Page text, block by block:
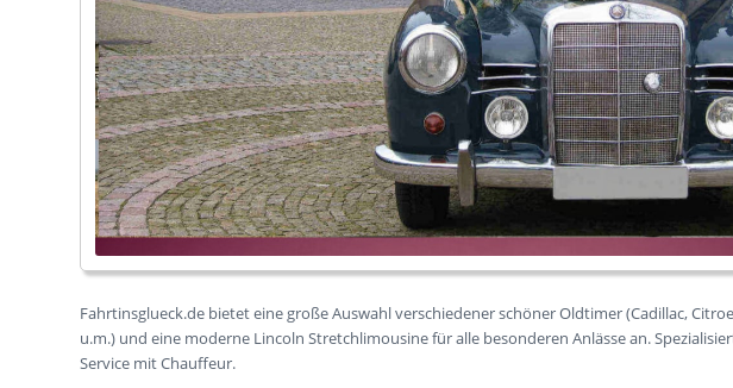
Fahrtinsglueck.de bietet eine große Auswahl verschiedener schöner Oldtimer (Cadillac,
u.m.) und eine moderne Lincoln Stretchlimousine für alle besonderen Anlässe an.
Service mit Chauffeur.